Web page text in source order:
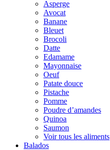
Asperge
Avocat
Banane
Bleuet
Brocoli
Datte
Edamame
Mayonnaise
Oeuf
Patate douce
Pistache
Pomme
Poudre d’amandes
Quinoa
Saumon
Voir tous les aliments
Balados